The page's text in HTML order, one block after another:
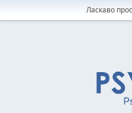
Ласкаво